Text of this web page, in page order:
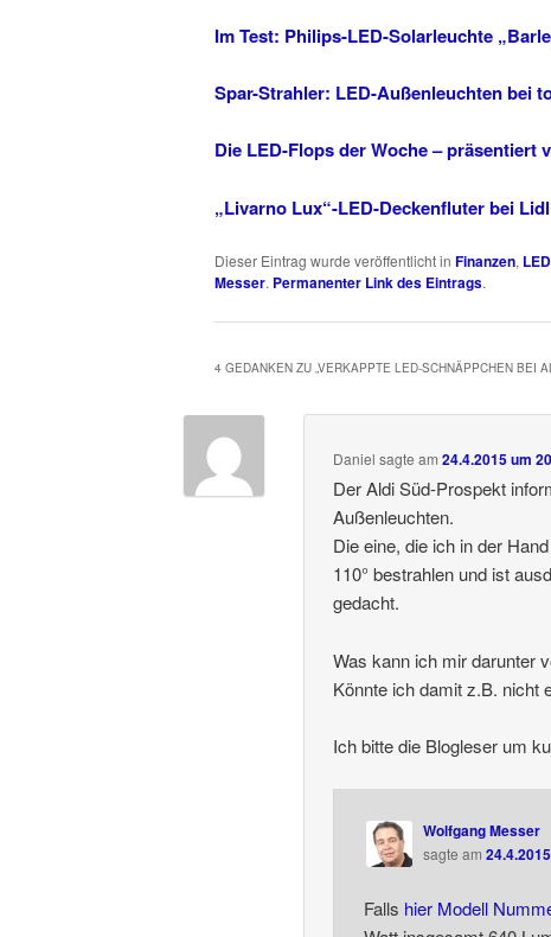
Im Test: Philips-LED-Solarleuchte
Spar-Strahler: LED-Außenleuchten bei
Die LED-Flops der Woche – präsentiert
„Livarno Lux“-LED-Deckenfluter bei
Dieser Eintrag wurde veröffentlicht in Finanzen,
Messer. Permanenter Link des Eintrags.
4 GEDANKEN ZU „ VERKAPPTE LED-SCHNÄPPCHEN BEI
Daniel sagte am24.4.2015 um
Der Aldi Süd-Prospekt
Außenleuchten.
Die eine, die ich in der
110° bestrahlen und ist
gedacht.
Was kann ich mir darunter
Könnte ich damit z.B. nicht
Ich bitte die Blogleser um
Wolfgang Messer
sagte am
Falls hier Modell